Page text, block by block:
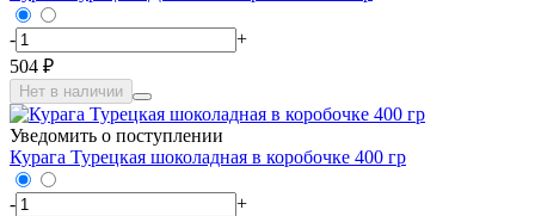
-
+
504 ₽
Нет в наличии
Уведомить о поступлении
Курага Турецкая шоколадная в коробочке 400 гр
-
+